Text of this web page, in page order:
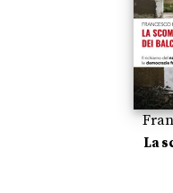
La